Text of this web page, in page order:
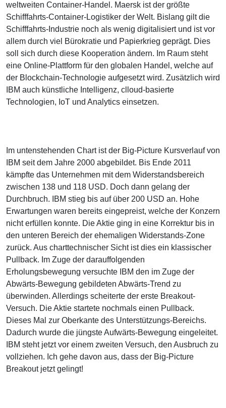
weltweiten Container-Handel. Maersk ist der größte
Schifffahrts-Container-Logistiker der Welt. Bislang gilt die
Schifffahrts-Industrie noch als wenig digitalisiert und ist vor
allem durch viel Bürokratie und Papierkrieg geprägt. Dies
soll sich durch diese Kooperation ändern. Im Raum steht
eine Online-Plattform für den globalen Handel, welche auf
der Blockchain-Technologie aufgesetzt wird. Zusätzlich wird
IBM auch künstliche Intelligenz, clloud-basierte
Technologien, IoT und Analytics einsetzen.
Im untenstehenden Chart ist der Big-Picture Kursverlauf von
IBM seit dem Jahre 2000 abgebildet. Bis Ende 2011
kämpfte das Unternehmen mit dem Widerstandsbereich
zwischen 138 und 118 USD. Doch dann gelang der
Durchbruch. IBM stieg bis auf über 200 USD an. Hohe
Erwartungen waren bereits eingepreist, welche der Konzern
nicht erfüllen konnte. Die Aktie ging in eine Korrektur bis in
den unteren Bereich der ehemaligen Widerstands-Zone
zurück. Aus charttechnischer Sicht ist dies ein klassischer
Pullback. Im Zuge der darauffolgenden
Erholungsbewegung versuchte IBM den im Zuge der
Abwärts-Bewegung gebildeten Abwärts-Trend zu
überwinden. Allerdings scheiterte der erste Breakout-
Versuch. Die Aktie startete nochmals einen Pullback.
Dieses Mal zur Oberkante des Unterstützungs-Bereichs.
Dadurch wurde die jüngste Aufwärts-Bewegung eingeleitet.
IBM steht jetzt vor einem zweiten Versuch, den Ausbruch zu
vollziehen. Ich gehe davon aus, dass der Big-Picture
Breakout jetzt gelingt!